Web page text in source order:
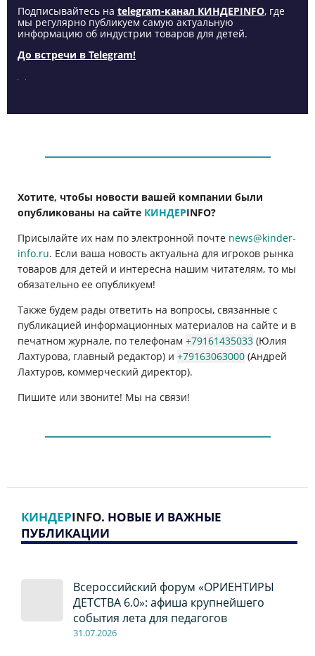
Подписывайтесь на telegram-канал КИНДЕРINFO, где
мы регулярно публикуем самую актуальную
информацию об индустрии товаров для детей.
До встречи в Telegram!
Хотите, чтобы новости вашей компании были
опубликованы на сайте КИНДЕРINFO?
Присылайте их нам по электронной почте news@kinder-
info.ru. Если ваша новость актуальна для игроков рынка
товаров для детей и интересна нашим читателям, то мы
обязательно ее опубликуем!
Также будем рады ответить на вопросы, связанные с
публикацией информационных материалов на сайте и в
печатном журнале, по телефонам +79161435033 (Юлия
Лахтурова, главный редактор) и +79163063000 (Андрей
Лахтуров, коммерческий директор).
Пишите или звоните! Мы на связи!
КИНДЕРINFO. НОВЫЕ И ВАЖНЫЕ
ПУБЛИКАЦИИ
Всероссийский форум «ОРИЕНТИРЫ
ДЕТСТВА 6.0»: афиша крупнейшего
события лета для педагогов
31.07.2026